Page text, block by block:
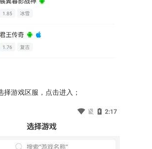
择游戏区服，点击进入；